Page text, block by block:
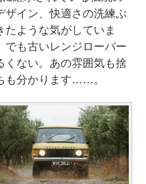
ザイン、快適さの洗練ぶ
たような気がしていま
でも古いレンジローバー
くない。あの雰囲気も捨
も分かります……。